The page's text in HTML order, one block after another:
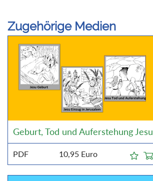
Zugehörige Medien
Geburt, Tod und Auferstehung Jesu
PDF 10,95 Euro